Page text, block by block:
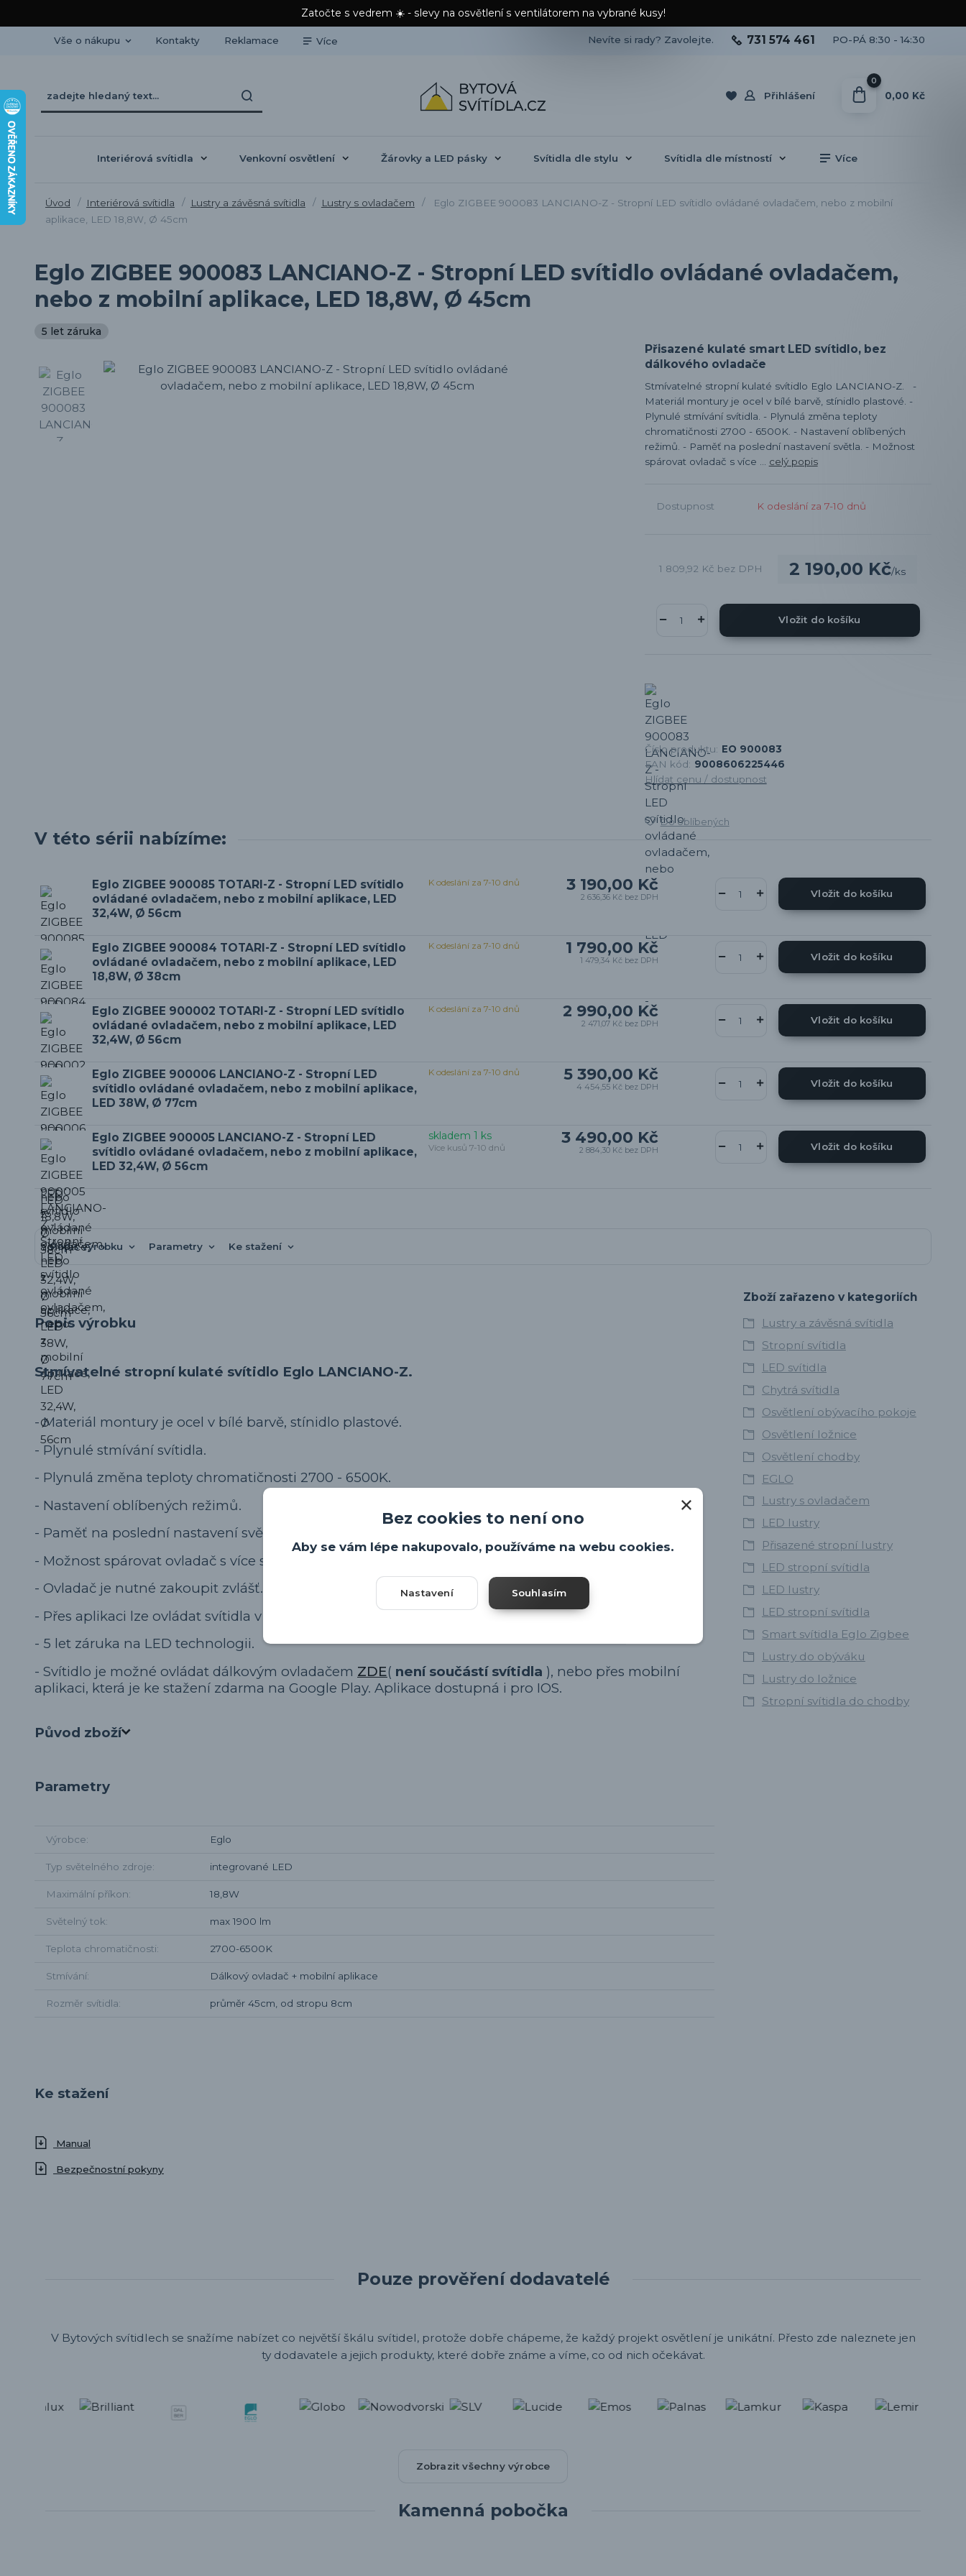
Zatočte s vedrem ☀️ - slevy na osvětlení s ventilátorem na vybrané kusy!
Vše o nákupu Kontakty Reklamace Více
Přihlášení
Nevíte si rady? Zavolejte. 731 574 461 PO-PÁ 8:30 - 14:30
0
0,00 Kč
Interiérová svítidla Venkovní osvětlení Žárovky a LED pásky Svítidla dle stylu Svítidla dle místností Více
Úvod Interiérová svítidla Lustry a závěsná svítidla Lustry s ovladačem
Eglo ZIGBEE 900083 LANCIANO-Z - Stropní LED svítidlo ovládané ovladačem, nebo z mobilní
aplikace, LED 18,8W, Ø 45cm
Eglo ZIGBEE 900083 LANCIANO-Z - Stropní LED svítidlo ovládané ovladačem,
nebo z mobilní aplikace, LED 18,8W, Ø 45cm
5 let záruka
Přisazené kulaté smart LED svítidlo, bez
dálkového ovladače
Stmívatelné stropní kulaté svítidlo Eglo LANCIANO-Z. -
Materiál montury je ocel v bílé barvě, stínidlo plastové. -
Plynulé stmívání svítidla. - Plynulá změna teploty
chromatičnosti 2700 - 6500K. - Nastavení oblíbených
režimů. - Paměť na poslední nastavení světla. - Možnost
spárovat ovladač s více ... celý popis
Dostupnost K odeslání za 7-10 dnů
2 190,00 Kč/ks
1 809,92 Kč bez DPH
Vložit do košíku
Číslo produktu: EO 900083
EAN kód: 9008606225446
Hlídat cenu / dostupnost
Do oblíbených
V této sérii nabízíme:
Eglo ZIGBEE 900085 TOTARI-Z - Stropní LED svítidlo
ovládané ovladačem, nebo z mobilní aplikace, LED
32,4W, Ø 56cm
3 190,00 Kč
2 636,36 Kč bez DPH
K odeslání za 7-10 dnů
Vložit do košíku
Eglo ZIGBEE 900084 TOTARI-Z - Stropní LED svítidlo
ovládané ovladačem, nebo z mobilní aplikace, LED
18,8W, Ø 38cm
1 790,00 Kč
1 479,34 Kč bez DPH
K odeslání za 7-10 dnů
Vložit do košíku
Eglo ZIGBEE 900002 TOTARI-Z - Stropní LED svítidlo
ovládané ovladačem, nebo z mobilní aplikace, LED
32,4W, Ø 56cm
2 990,00 Kč
2 471,07 Kč bez DPH
K odeslání za 7-10 dnů
Vložit do košíku
Eglo ZIGBEE 900006 LANCIANO-Z - Stropní LED
svítidlo ovládané ovladačem, nebo z mobilní aplikace,
LED 38W, Ø 77cm
5 390,00 Kč
4 454,55 Kč bez DPH
K odeslání za 7-10 dnů
Vložit do košíku
Eglo ZIGBEE 900005 LANCIANO-Z - Stropní LED
svítidlo ovládané ovladačem, nebo z mobilní aplikace,
LED 32,4W, Ø 56cm
3 490,00 Kč
2 884,30 Kč bez DPH
skladem 1 ks
Více kusů 7-10 dnů Vložit do košíku
Popis výrobku Parametry Ke stažení
Popis výrobku
Stmívatelné stropní kulaté svítidlo Eglo LANCIANO-Z.
-Materiál montury je ocel v bílé barvě, stínidlo plastové.
- Plynulé stmívání svítidla.
- Plynulá změna teploty chromatičnosti 2700 - 6500K.
- Nastavení oblíbených režimů.
- Paměť na poslední nastavení světla.
- Možnost spárovat ovladač s více svítidly.
- Ovladač je nutné zakoupit zvlášť.
- Přes aplikaci lze ovládat svítidla v celém domě.
- 5 let záruka na LED technologii.
- Svítidlo je možné ovládat dálkovým ovladačem ZDE( není součástí svítidla ), nebo přes mobilní
aplikaci, která je ke stažení zdarma na Google Play. Aplikace dostupná i pro IOS.
Původ zboží
Parametry
Výrobce Eglo
Typ světelného zdroje integrované LED
Maximální příkon 18,8W
Světelný tok max 1900 lm
Teplota chromatičnosti 2700-6500K
Stmívání Dálkový ovladač + mobilní aplikace
Rozměr svítidla průměr 45cm, od stropu 8cm
Zboží zařazeno v kategoriích
Lustry a závěsná svítidla
Stropní svítidla
LED svítidla
Chytrá svítidla
Osvětlení obývacího pokoje
Osvětlení ložnice
Osvětlení chodby
EGLO
Lustry s ovladačem
LED lustry
Přisazené stropní lustry
LED stropní svítidla
LED lustry
LED stropní svítidla
Smart svítidla Eglo Zigbee
Lustry do obýváku
Lustry do ložnice
Stropní svítidla do chodby
Ke stažení
Manual
Bezpečnostní pokyny
Pouze prověření dodavatelé
V Bytových svítidlech se snažíme nabízet co největší škálu svítidel, protože dobře chápeme, že každý projekt osvětlení je unikátní. Přesto zde naleznete jen
ty dodavatele a jejich produkty, které dobře známe a víme, co od nich očekávat.
Zobrazit všechny výrobce
Kamenná pobočka
Bez cookies to není ono
Aby se vám lépe nakupovalo, používáme na webu cookies.
Nastavení Souhlasím